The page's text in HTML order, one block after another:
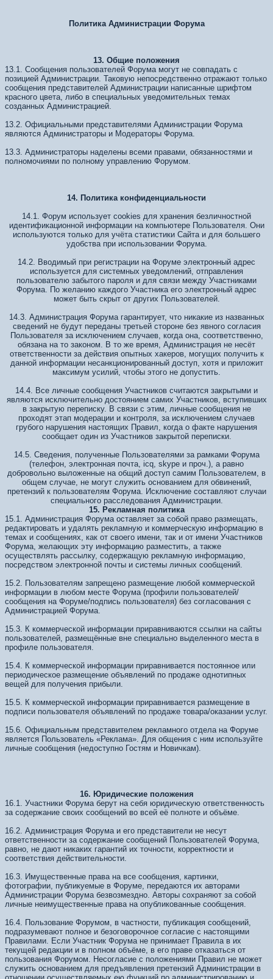
Политика Администрации Форума
13. Общие положения
13.1. Сообщения пользователей Форума могут не совпадать с
позицией Администрации. Таковую непосредственно отражают только
сообщения представителей Администрации написанные шрифтом
красного цвета, либо в специальных уведомительных темах
созданных Администрацией.
13.2. Официальными представителями Администрации Форума
являются Администраторы и Модераторы Форума.
13.3. Администраторы наделены всеми правами, обязанностями и
полномочиями по полному управлению Форумом.
14. Политика конфиденциальности
14.1. Форум использует cookies для хранения безличностной
идентификационной информации на компьютере Пользователя. Они
используются только для учёта статистики Сайта и для большего
удобства при использовании Форума.
14.2. Вводимый при регистрации на Форуме электронный адрес
используется для системных уведомлений, отправления
пользователю забытого пароля и для связи между Участниками
Форума. По желанию каждого Участника его электронный адрес
может быть скрыт от других Пользователей.
14.3. Администрация Форума гарантирует, что никакие из названных
сведений не будут переданы третьей стороне без явного согласия
Пользователя за исключением случаев, когда она, соответственно,
обязана на то законом. В то же время, Администрация не несёт
ответственности за действия опытных хакеров, могущих получить к
данной информации несанкционированный доступ, хотя и приложит
максимум усилий, чтобы этого не допустить.
14.4. Все личные сообщения Участников считаются закрытыми и
являются исключительно достоянием самих Участников, вступивших
в закрытую переписку. В связи с этим, личные сообщения не
проходят этап модерации и контроля, за исключением случаев
грубого нарушения настоящих Правил, когда о факте нарушения
сообщает один из Участников закрытой переписки.
14.5. Сведения, полученные Пользователями за рамками Форума
(телефон, электронная почта, icq, skype и проч.), а равно
добровольно выложенные на общий доступ самим Пользователем, в
общем случае, не могут служить основанием для обвинений,
претензий к пользователям Форума. Исключение составляют случаи
специального расследования Администрации.
15. Рекламная политика
15.1. Администрация Форума оставляет за собой право размещать,
редактировать и удалять рекламную и коммерческую информацию в
темах и сообщениях, как от своего имени, так и от имени Участников
Форума, желающих эту информацию разместить, а также
осуществлять рассылку, содержащую рекламную информацию,
посредством электронной почты и системы личных сообщений.
15.2. Пользователям запрещено размещение любой коммерческой
информации в любом месте Форума (профили пользователей/
сообщения на Форуме/подпись пользователя) без согласования с
Администрацией Форума.
15.3. К коммерческой информации приравниваются ссылки на сайты
пользователей, размещённые вне специально выделенного места в
профиле пользователя.
15.4. К коммерческой информации приравнивается постоянное или
периодическое размещение объявлений по продаже однотипных
вещей для получения прибыли.
15.5. К коммерческой информации приравнивается размещение в
подписи пользователя объявлений по продаже товара/оказании услуг.
15.6. Официальным представителем рекламного отдела на Форуме
является Пользователь «Реклама». Для общения с ним используйте
личные сообщения (недоступно Гостям и Новичкам).
16. Юридические положения
16.1. Участники Форума берут на себя юридическую ответственность
за содержание своих сообщений во всей её полноте и объёме.
16.2. Администрация Форума и его представители не несут
ответственности за содержание сообщений Пользователей Форума,
равно, не дают никаких гарантий их точности, корректности и
соответствия действительности.
16.3. Имущественные права на все сообщения, картинки,
фотографии, публикуемые в Форуме, передаются их авторами
Администрации Форума безвозмездно. Авторы сохраняют за собой
личные неимущественные права на опубликованные сообщения.
16.4. Пользование Форумом, в частности, публикация сообщений,
подразумевают полное и безоговорочное согласие с настоящими
Правилами. Если Участник Форума не принимает Правила в их
текущей редакции и в полном объёме, в его праве отказаться от
пользования Форумом. Несогласие с положениями Правил не может
служить основанием для предъявления претензий Администрации в